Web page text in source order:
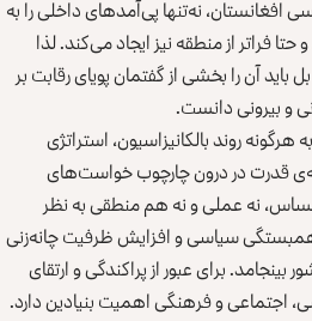
افغانستان، نه‌تنها پی‌آمدهای داخلی را به‌
فراتر از منطقه نیز ایجاد می‌کند. لذا
آن را بخشی از گفتمان پویای رقابت بر
و بیرونی دانست.
روند بالکانیزاسیون، استراتژی
قدرت در درون چارچوب خواست‌های
حساس، نه عملی و نه هم منطقی به‌ نظر
سیاسی و افزایش ظرفیت چانه‌زنی
برای عبور از پراکندگی و ارتقای
اجتماعی و فرهنگی اهمیت بنیادین دارد.